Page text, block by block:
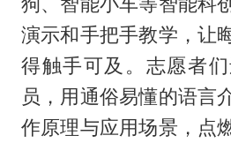
演示和手把手教学，让
得触手可及。志愿者
员，用通俗易懂的语言
作原理与应用场景，点